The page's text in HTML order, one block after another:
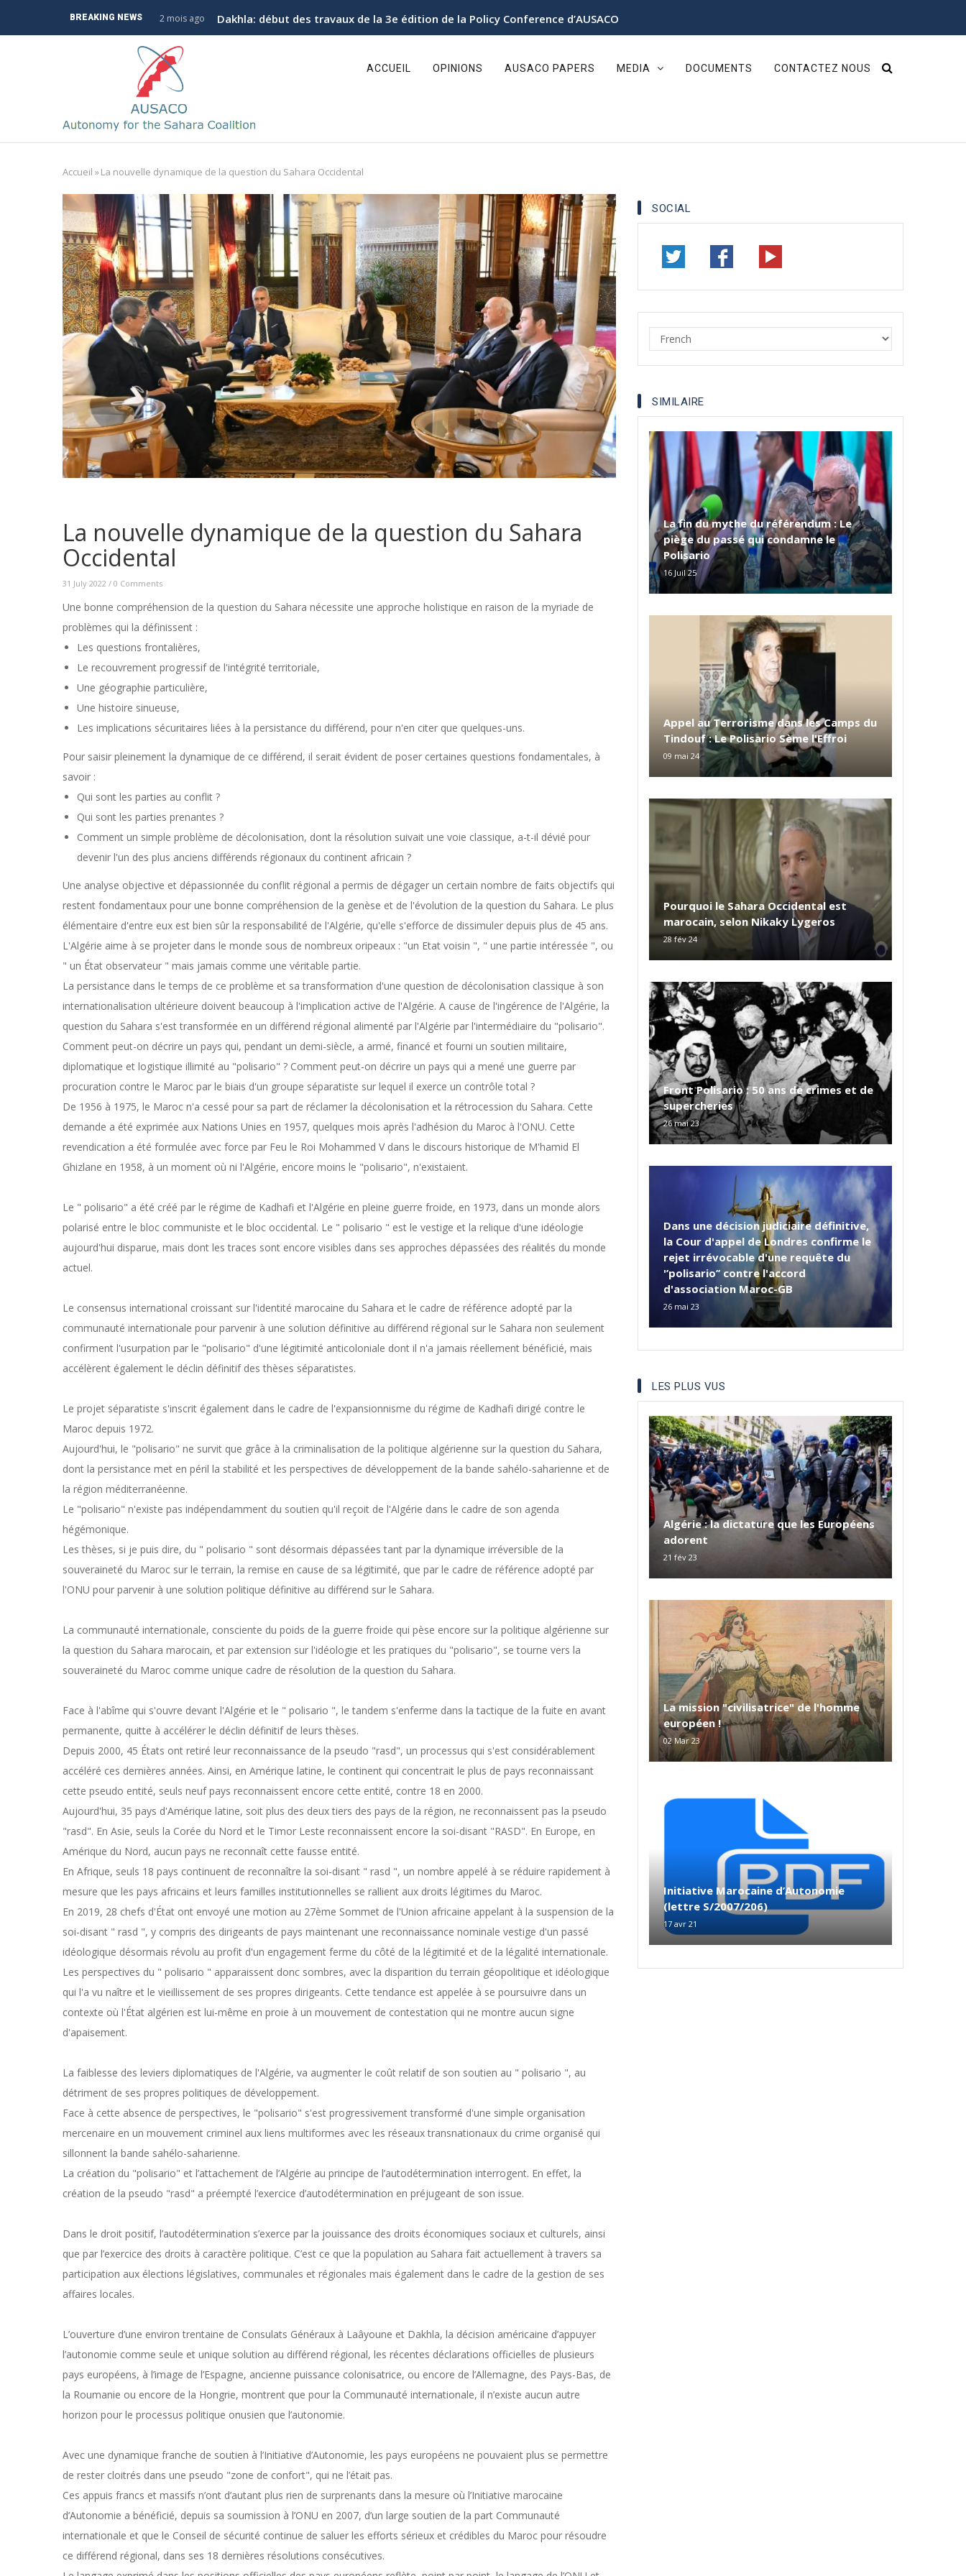
BREAKING NEWS 3 mois ago La Coalition pour l’Autonomie au Sahara organise sa 3ᵉ Conférence politique
navigationACCUEIL OPINIONS AUSACO PAPERS MEDIA DOCUMENTS CONTACTEZ NOUS
Fil
d'Ariane
Accueil »La nouvelle dynamique de la question du Sahara Occidental
La nouvelle dynamique de la question du Sahara
Occidental
31 July 2022 / 0 Comments
Une bonne compréhension de la question du Sahara nécessite une approche holistique en raison de la myriade de
problèmes qui la définissent :
Les questions frontalières,
Le recouvrement progressif de l'intégrité territoriale,
Une géographie particulière,
Une histoire sinueuse,
Les implications sécuritaires liées à la persistance du différend, pour n'en citer que quelques-uns.
Pour saisir pleinement la dynamique de ce différend, il serait évident de poser certaines questions fondamentales, à
savoir :
Qui sont les parties au conflit ?
Qui sont les parties prenantes ?
Comment un simple problème de décolonisation, dont la résolution suivait une voie classique, a-t-il dévié pour
devenir l'un des plus anciens différends régionaux du continent africain ?
Une analyse objective et dépassionnée du conflit régional a permis de dégager un certain nombre de faits objectifs qui
restent fondamentaux pour une bonne compréhension de la genèse et de l'évolution de la question du Sahara. Le plus
élémentaire d'entre eux est bien sûr la responsabilité de l'Algérie, qu'elle s'efforce de dissimuler depuis plus de 45 ans.
L'Algérie aime à se projeter dans le monde sous de nombreux oripeaux : "un Etat voisin ", " une partie intéressée ", ou
" un État observateur " mais jamais comme une véritable partie.
La persistance dans le temps de ce problème et sa transformation d'une question de décolonisation classique à son
internationalisation ultérieure doivent beaucoup à l'implication active de l'Algérie. A cause de l'ingérence de l'Algérie, la
question du Sahara s'est transformée en un différend régional alimenté par l'Algérie par l'intermédiaire du "polisario".
Comment peut-on décrire un pays qui, pendant un demi-siècle, a armé, financé et fourni un soutien militaire,
diplomatique et logistique illimité au "polisario" ? Comment peut-on décrire un pays qui a mené une guerre par
procuration contre le Maroc par le biais d'un groupe séparatiste sur lequel il exerce un contrôle total ?
De 1956 à 1975, le Maroc n'a cessé pour sa part de réclamer la décolonisation et la rétrocession du Sahara. Cette
demande a été exprimée aux Nations Unies en 1957, quelques mois après l'adhésion du Maroc à l'ONU. Cette
revendication a été formulée avec force par Feu le Roi Mohammed V dans le discours historique de M'hamid El
Ghizlane en 1958, à un moment où ni l'Algérie, encore moins le "polisario", n'existaient.
Le " polisario" a été créé par le régime de Kadhafi et l'Algérie en pleine guerre froide, en 1973, dans un monde alors
polarisé entre le bloc communiste et le bloc occidental. Le " polisario " est le vestige et la relique d'une idéologie
aujourd'hui disparue, mais dont les traces sont encore visibles dans ses approches dépassées des réalités du monde
actuel.
Le consensus international croissant sur l'identité marocaine du Sahara et le cadre de référence adopté par la
communauté internationale pour parvenir à une solution définitive au différend régional sur le Sahara non seulement
confirment l'usurpation par le "polisario" d'une légitimité anticoloniale dont il n'a jamais réellement bénéficié, mais
accélèrent également le déclin définitif des thèses séparatistes.
Le projet séparatiste s'inscrit également dans le cadre de l'expansionnisme du régime de Kadhafi dirigé contre le
Maroc depuis 1972.
Aujourd'hui, le "polisario" ne survit que grâce à la criminalisation de la politique algérienne sur la question du Sahara,
dont la persistance met en péril la stabilité et les perspectives de développement de la bande sahélo-saharienne et de
la région méditerranéenne.
Le "polisario" n'existe pas indépendamment du soutien qu'il reçoit de l'Algérie dans le cadre de son agenda
hégémonique.
Les thèses, si je puis dire, du " polisario " sont désormais dépassées tant par la dynamique irréversible de la
souveraineté du Maroc sur le terrain, la remise en cause de sa légitimité, que par le cadre de référence adopté par
l'ONU pour parvenir à une solution politique définitive au différend sur le Sahara.
La communauté internationale, consciente du poids de la guerre froide qui pèse encore sur la politique algérienne sur
la question du Sahara marocain, et par extension sur l'idéologie et les pratiques du "polisario", se tourne vers la
souveraineté du Maroc comme unique cadre de résolution de la question du Sahara.
Face à l'abîme qui s'ouvre devant l'Algérie et le " polisario ", le tandem s'enferme dans la tactique de la fuite en avant
permanente, quitte à accélérer le déclin définitif de leurs thèses.
Depuis 2000, 45 États ont retiré leur reconnaissance de la pseudo "rasd", un processus qui s'est considérablement
accéléré ces dernières années. Ainsi, en Amérique latine, le continent qui concentrait le plus de pays reconnaissant
cette pseudo entité, seuls neuf pays reconnaissent encore cette entité, contre 18 en 2000.
Aujourd'hui, 35 pays d'Amérique latine, soit plus des deux tiers des pays de la région, ne reconnaissent pas la pseudo
"rasd". En Asie, seuls la Corée du Nord et le Timor Leste reconnaissent encore la soi-disant "RASD". En Europe, en
Amérique du Nord, aucun pays ne reconnaît cette fausse entité.
En Afrique, seuls 18 pays continuent de reconnaître la soi-disant " rasd ", un nombre appelé à se réduire rapidement à
mesure que les pays africains et leurs familles institutionnelles se rallient aux droits légitimes du Maroc.
En 2019, 28 chefs d'État ont envoyé une motion au 27ème Sommet de l'Union africaine appelant à la suspension de la
soi-disant " rasd ", y compris des dirigeants de pays maintenant une reconnaissance nominale vestige d'un passé
idéologique désormais révolu au profit d'un engagement ferme du côté de la légitimité et de la légalité internationale.
Les perspectives du " polisario " apparaissent donc sombres, avec la disparition du terrain géopolitique et idéologique
qui l'a vu naître et le vieillissement de ses propres dirigeants. Cette tendance est appelée à se poursuivre dans un
contexte où l'État algérien est lui-même en proie à un mouvement de contestation qui ne montre aucun signe
d'apaisement.
La faiblesse des leviers diplomatiques de l'Algérie, va augmenter le coût relatif de son soutien au " polisario ", au
détriment de ses propres politiques de développement.
Face à cette absence de perspectives, le "polisario" s'est progressivement transformé d'une simple organisation
mercenaire en un mouvement criminel aux liens multiformes avec les réseaux transnationaux du crime organisé qui
sillonnent la bande sahélo-saharienne.
La création du "polisario" et l’attachement de l’Algérie au principe de l’autodétermination interrogent. En effet, la
création de la pseudo "rasd" a préempté l’exercice d’autodétermination en préjugeant de son issue.
Dans le droit positif, l’autodétermination s’exerce par la jouissance des droits économiques sociaux et culturels, ainsi
que par l’exercice des droits à caractère politique. C’est ce que la population au Sahara fait actuellement à travers sa
participation aux élections législatives, communales et régionales mais également dans le cadre de la gestion de ses
affaires locales.
L’ouverture d’une environ trentaine de Consulats Généraux à Laâyoune et Dakhla, la décision américaine d’appuyer
l’autonomie comme seule et unique solution au différend régional, les récentes déclarations officielles de plusieurs
pays européens, à l’image de l’Espagne, ancienne puissance colonisatrice, ou encore de l’Allemagne, des Pays-Bas, de
la Roumanie ou encore de la Hongrie, montrent que pour la Communauté internationale, il n’existe aucun autre
horizon pour le processus politique onusien que l’autonomie.
Avec une dynamique franche de soutien à l’Initiative d’Autonomie, les pays européens ne pouvaient plus se permettre
de rester cloitrés dans une pseudo "zone de confort", qui ne l’était pas.
Ces appuis francs et massifs n’ont d’autant plus rien de surprenants dans la mesure où l’Initiative marocaine
d’Autonomie a bénéficié, depuis sa soumission à l’ONU en 2007, d’un large soutien de la part Communauté
internationale et que le Conseil de sécurité continue de saluer les efforts sérieux et crédibles du Maroc pour résoudre
ce différend régional, dans ses 18 dernières résolutions consécutives.
SOCIAL
Select
your
language
SIMILAIRE
La fin du mythe du référendum : Le
piège du passé qui condamne le
Polisario
16 Juil 25
Appel au Terrorisme dans les Camps du
Tindouf : Le Polisario Sème l'Effroi
09 mai 24
Pourquoi le Sahara Occidental est
marocain, selon Nikaky Lygeros
28 fév 24
Front Polisario : 50 ans de crimes et de
supercheries
26 mai 23
Dans une décision judiciaire définitive,
la Cour d'appel de Londres confirme le
rejet irrévocable d'une requête du
'’polisario’’ contre l'accord
d'association Maroc-GB
26 mai 23
LES PLUS VUS
Algérie : la dictature que les Européens
adorent
21 fév 23
La mission "civilisatrice" de l'homme
européen !
02 Mar 23
Initiative Marocaine d’Autonomie
(lettre S/2007/206)
17 avr 21